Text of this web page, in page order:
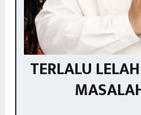
TERLALU